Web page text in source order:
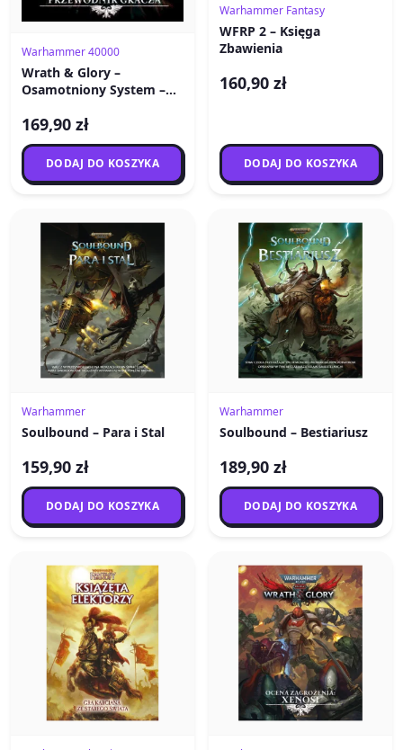
Warhammer 40000
Wrath & Glory –
Osamotniony System –
169,90 zł
DODAJ DO KOSZYKA
Warhammer Fantasy
WFRP 2 – Księga
Zbawienia
160,90 zł
DODAJ DO KOSZYKA
Warhammer
Soulbound – Para i Stal
159,90 zł
DODAJ DO KOSZYKA
Warhammer
Soulbound – Bestiariusz
189,90 zł
DODAJ DO KOSZYKA